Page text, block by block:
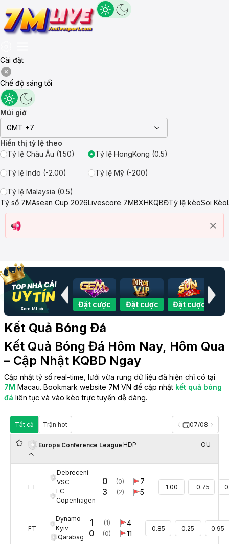
Cài đặt
Chế độ sáng tối
Múi giờ
GMT +7
Hiển thị tỷ lệ theo
Tỷ lệ Châu Âu (1.50)
Tỷ lệ HongKong (0.5)
Tỷ lệ Indo (-2.00) Tỷ lệ Mỹ (-200)
Tỷ lệ Malaysia (0.5)
Tỷ số 7MAsean Cup 2026Livescore 7MBXHKQBĐTỷ lệ kèoSoi Kèo
Xem tất cảĐặt cược Đặt cược Đặt cược Đặt cược
Kết Quả Bóng Đá
Kết Quả Bóng Đá Hôm Nay, Hôm Qua
– Cập Nhật KQBD Ngay
Cập nhật tỷ số real-time, lưới vừa rung dữ liệu đã hiện chỉ có tại
7M Macau. Bookmark website 7M VN để cập nhật kết quả bóng
đá liên tục và vào kèo trực tuyến dễ dàng.
Tất cả Trận hot 07/08
Europa Conference League HDP OU
FT
Debreceni
VSC
FC
Copenhagen
0
3
(0)
(2)
7
5
1.00 -0.75
FT
Dynamo
Kyiv
Qarabag
1
0
(1)
(0)
4
11
0.85 0.25 0.95